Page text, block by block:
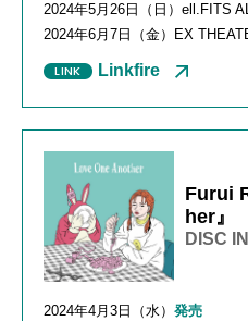
2024年5月26日（日）ell.FITS
2024年6月7日（金）EX
Linkfire
Furui
her』
DISC
2024年4月3日（水） 発売